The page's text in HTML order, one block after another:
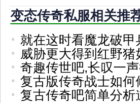
变态传奇私服相关推
就在这时看魔龙破甲
威胁更大得到红野猪
奇趣传世吧,长叹一
复古版传奇战士如何
复古传奇吧简单分析